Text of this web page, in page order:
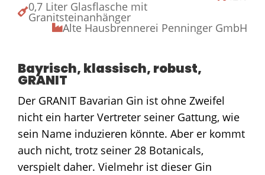
0,7 Liter Glasflasche mit
Granitsteinanhänger

Alte Hausbrennerei Penninger GmbH

Bayrisch, klassisch, robust,
GRANIT
Der GRANIT Bavarian Gin ist ohne Zweifel
nicht ein harter Vertreter seiner Gattung, wie
sein Name induzieren könnte. Aber er kommt
auch nicht, trotz seiner 28 Botanicals,
verspielt daher. Vielmehr ist dieser Gin